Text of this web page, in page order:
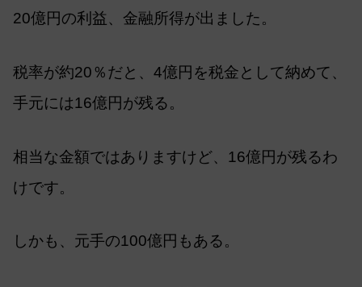
20億円の利益、金融所得が出ました。
税率が約20％だと、4億円を税金として納めて、
手元には16億円が残る。
相当な金額ではありますけど、16億円が残るわ
けです。
しかも、元手の100億円もある。